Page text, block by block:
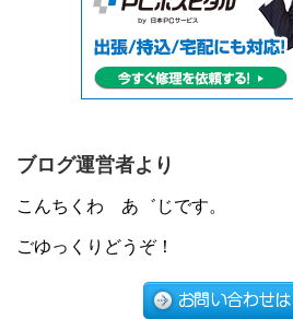
ブログ運営者より
こんちくわ あ゛じです。
ごゆっくりどうぞ！